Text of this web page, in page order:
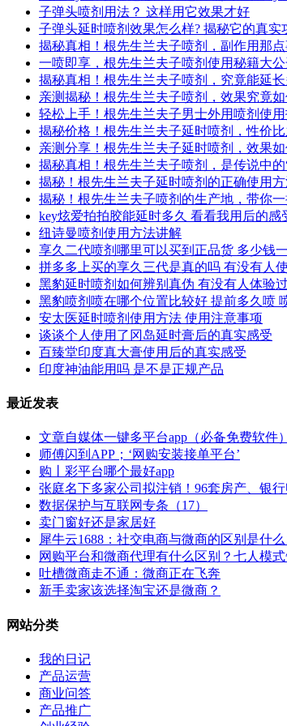
子弹头喷剂用法？ 这样用它效果才好
子弹头延时喷剂效果怎么样? 揭秘它的真实
揭秘真相！根先生兰夫子喷剂，副作用那
一喷即享，根先生兰夫子喷剂使用秘籍大公
揭秘真相！根先生兰夫子喷剂，究竟能延
亲测揭秘！根先生兰夫子喷剂，效果究竟
轻松上手！根先生兰夫子男士外用喷剂使
揭秘价格！根先生兰夫子延时喷剂，性价
亲测分享！根先生兰夫子延时喷剂，效果
揭秘真相！根先生兰夫子喷剂，是传说中
揭秘！根先生兰夫子延时喷剂的正确使用
揭秘！根先生兰夫子喷剂的生产地，带你
key炫爱拍拍胶能延时多久 看看我用后的感
纽诗曼喷剂使用方法讲解
享久二代喷剂哪里可以买到正品货 多少钱
拼多多上买的享久三代是真的吗 有没有人
黑豹延时喷剂如何辨别真伪 有没有人体验过
黑豹喷剂喷在哪个位置比较好 提前多久喷
安太医延时喷剂使用方法 使用注意事项
谈谈个人使用了冈岛延时膏后的真实感受
百臻堂印度真大膏使用后的真实感受
印度神油能用吗 是不是正规产品
最近发表
文章自媒体一键多平台app（必备免费软件）
师傅闪到APP；‘网购安装接单平台’
购丨彩平台哪个最好app
张庭名下多家公司拟注销！96套房产、银
数据保护与互联网专条（17）
卖门窗好还是家居好
犀牛云1688：社交电商与微商的区别是什么
网购平台和微商代理有什么区别？七人模
吐槽微商走不通：微商正在飞奔
新手卖家该选择淘宝还是微商？
网站分类
我的日记
产品运营
商业问答
产品推广